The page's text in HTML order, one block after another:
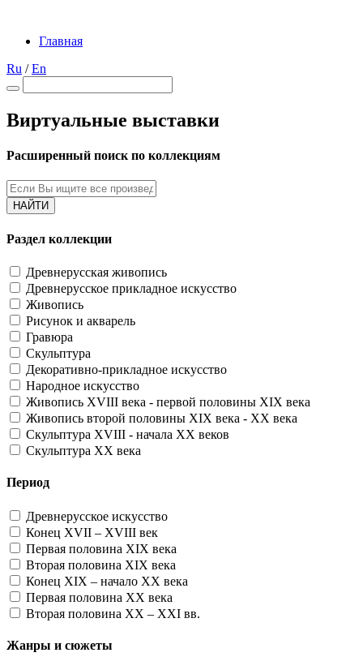
Главная
Ru /En
Виртуальные выставки
Расширенный поиск по коллекциям
НАЙТИ
Раздел коллекции
Древнерусская живопись
Древнерусское прикладное искусство
Живопись
Рисунок и акварель
Гравюра
Скульптура
Декоративно-прикладное искусство
Народное искусство
Живопись XVIII века - первой половины XIX века
Живопись второй половины XIX века - XX века
Скульптура XVIII - начала XX веков
Скульптура XX века
Период
Древнерусское искусство
Конец XVII – XVIII век
Первая половина XIX века
Вторая половина XIX века
Конец XIX – начало XX века
Первая половина XX века
Вторая половина XX – XXI вв.
Жанры и сюжеты